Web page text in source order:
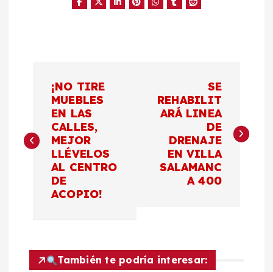
v
c
¡NO TIRE
MUEBLES
EN LAS
CALLES,
MEJOR
LLÉVELOS
AL CENTRO
DE
ACOPIO!
SE
REHABILIT
ARÁ LINEA
DE
DRENAJE
EN VILLA
SALAMANC
A 400
También te podría interesar: